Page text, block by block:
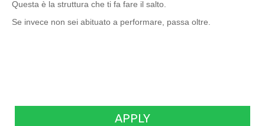
Questa è la struttura che ti fa fare il salto.
Se invece non sei abituato a performare, passa oltre.
APPLY